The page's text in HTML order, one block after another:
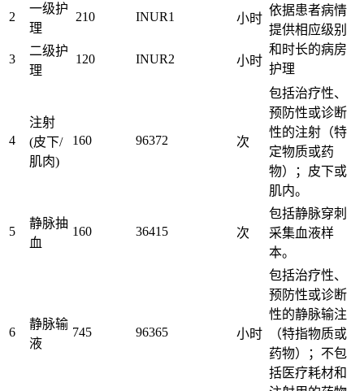
2
一级护
理
210 INUR1 小时
依据患者病情
提供相应级别
和时长的病房
护理
3
二级护
理
120 INUR2 小时
4
注射
(皮下/
肌肉)
160 96372 次
包括治疗性、
预防性或诊断
性的注射（特
定物质或药
物）；皮下或
肌内。
5
静脉抽
血
160 36415 次
包括静脉穿刺
采集血液样
本。
6
静脉输
液
745 96365 小时
包括治疗性、
预防性或诊断
性的静脉输注
（特指物质或
药物）；不包
括医疗耗材和